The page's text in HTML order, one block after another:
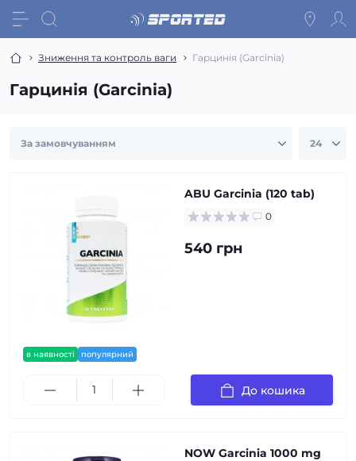
Зниження та контроль ваги Гарцинія (Garcinia)
Гарцинія (Garcinia)
в наявності популярний
ABU Garcinia (120 tab)
0
540 грн
До кошика
NOW Garcinia 1000 mg